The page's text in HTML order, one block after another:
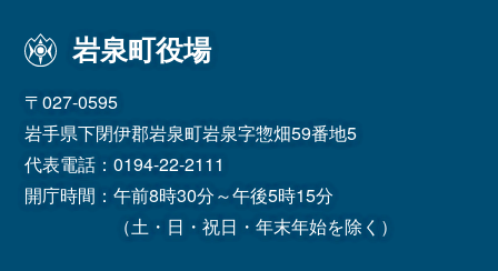
岩泉町役場
〒027-0595
岩手県下閉伊郡岩泉町岩泉字惣畑59番地5
代表電話：0194-22-2111
開庁時間：午前8時30分～午後5時15分
（土・日・祝日・年末年始を除く）